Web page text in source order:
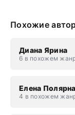
Похожие
Диана Ярина
6 в похожем
Елена
4 в похожем